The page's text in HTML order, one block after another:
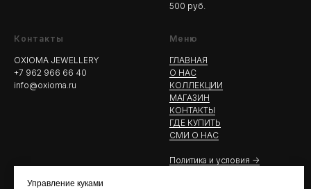
Управление куками
500 руб.
Контакты
OXIOMA JEWELLERY
+7 962 966 66 40
info@oxioma.ru
Меню
ГЛАВНАЯ
О НАС
КОЛЛЕКЦИИ
МАГАЗИН
КОНТАКТЫ
ГДЕ КУПИТЬ
СМИ О НАС
Политика и условия ->